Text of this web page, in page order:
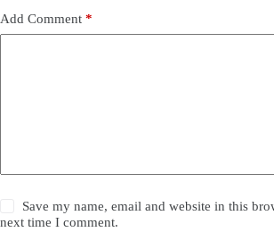
Add Comment *
Save my name, email and website in this
next time I comment.